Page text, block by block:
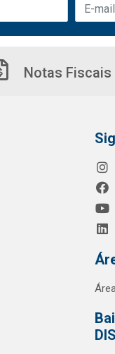
Notas Fiscais